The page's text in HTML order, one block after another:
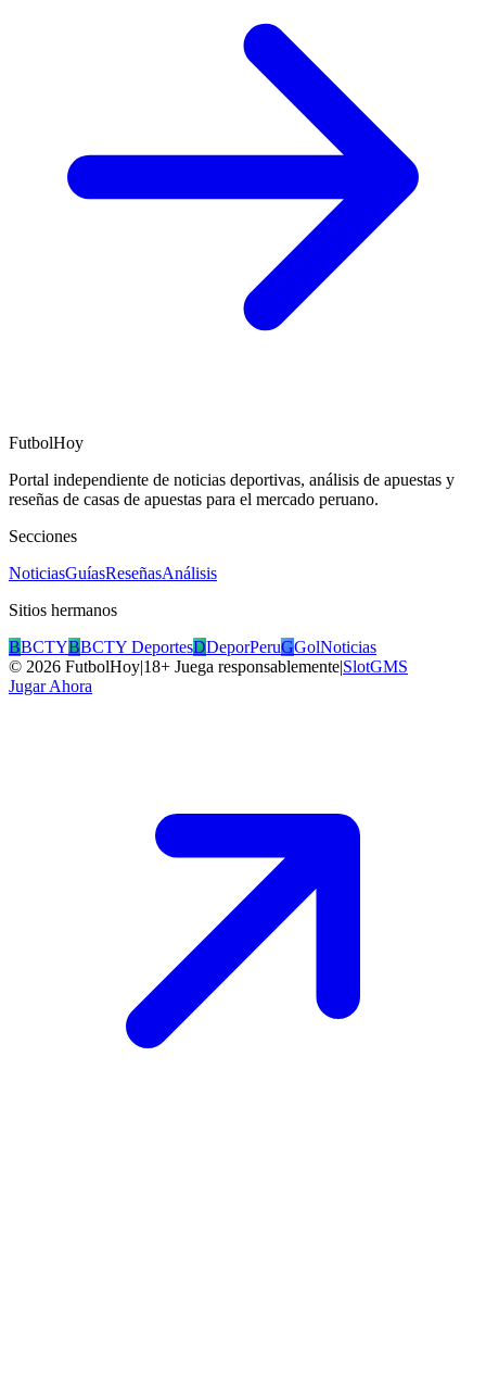
FutbolHoy
Portal independiente de noticias deportivas, análisis de apuestas y
reseñas de casas de apuestas para el mercado peruano.
Secciones
NoticiasGuíasReseñasAnálisis
Sitios hermanos
BBCTYBBCTY DeportesDDeporPeruGGolNoticias
© 2026 FutbolHoy|18+ Juega responsablemente|SlotGMS
Jugar Ahora